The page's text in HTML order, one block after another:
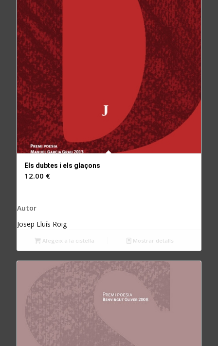
Els dubtes i els glaçons
12.00 €
Autor
Josep Lluís Roig
Afegeix a la cistella Mostrar detalls